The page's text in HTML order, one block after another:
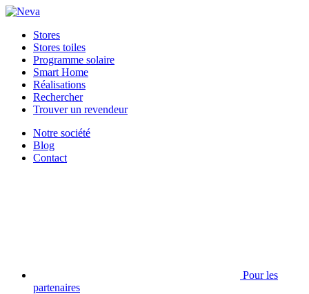
Stores
Stores toiles
Programme solaire
Smart Home
Réalisations
Rechercher
Trouver un revendeur
Notre société
Blog
Contact
Pour les
partenaires